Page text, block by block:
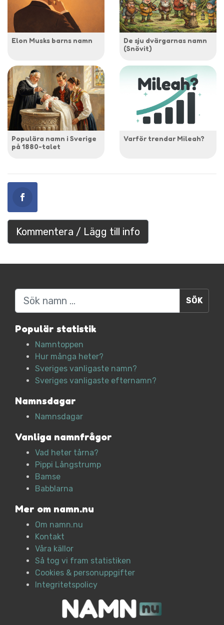
Elon Musks barns namn
De sju dvärgarnas namn
(Snövit)
Populära namn i Sverige
på 1880-talet
Varför trendar Mileah?
Kommentera / Lägg till info
Sök
Populär statistik
Namntoppen
Hur många heter?
Sveriges vanligaste namn?
Sveriges vanligaste efternamn?
Namnsdagar
Namnsdagar
Vanliga namnfrågor
Vad heter tårna?
Pippi Långstrump
Bamse
Babblarna
Mer om namn.nu
Om namn.nu
Kontakt
Våra källor
Så tog vi fram statistiken
Cookies & personuppgifter
Integritetspolicy